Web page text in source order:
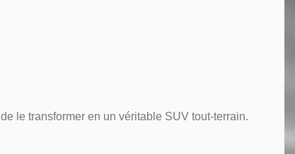
le transformer en un véritable SUV tout-terrain.